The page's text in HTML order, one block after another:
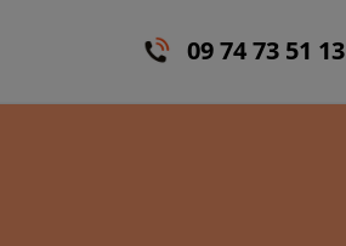
09 74 73 51 13